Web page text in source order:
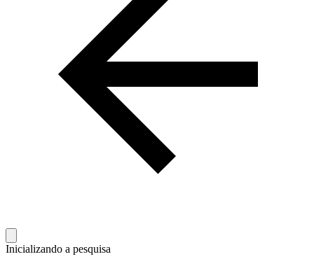
Inicializando a pesquisa